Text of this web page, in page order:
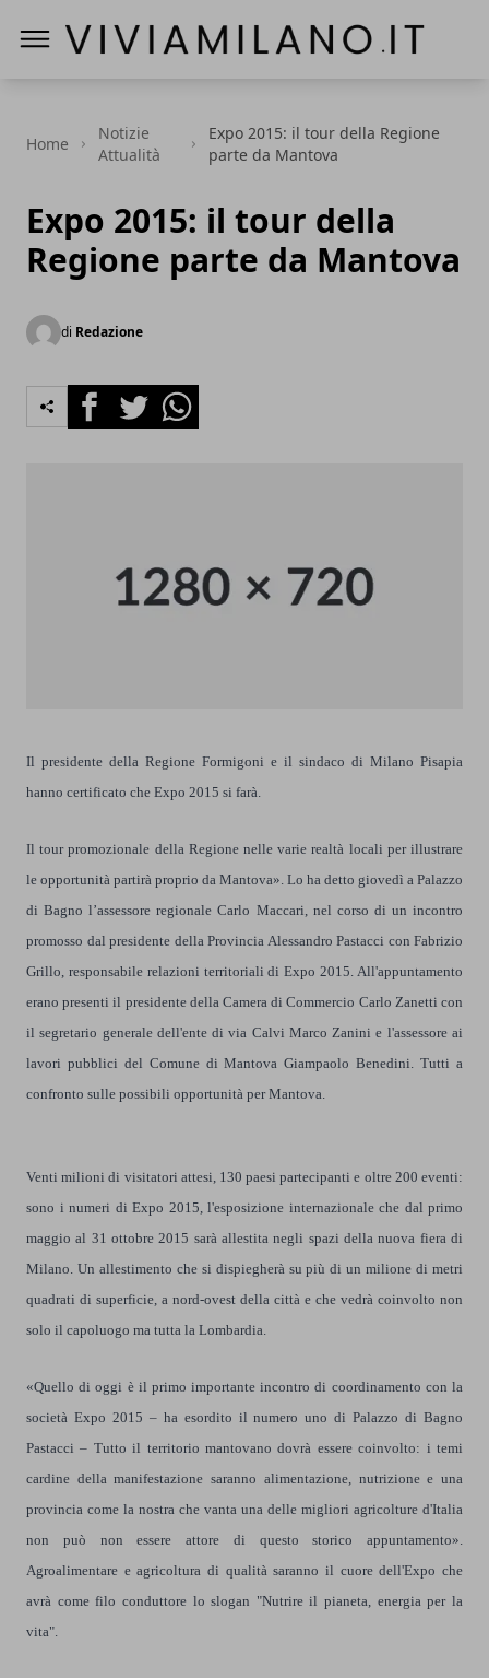
Home
Notizie
Attualità
Expo 2015: il tour della Regione
parte da Mantova
Expo 2015: il tour della
Regione parte da Mantova
di Redazione
FacebookTwitterWhatsapp
Il presidente della Regione Formigoni e il sindaco di Milano Pisapia
hanno certificato che Expo 2015 si farà.
Il tour promozionale della Regione nelle varie realtà locali per illustrare
le opportunità partirà proprio da Mantova». Lo ha detto giovedì a Palazzo
di Bagno l’assessore regionale Carlo Maccari, nel corso di un incontro
promosso dal presidente della Provincia Alessandro Pastacci con Fabrizio
Grillo, responsabile relazioni territoriali di Expo 2015. All'appuntamento
erano presenti il presidente della Camera di Commercio Carlo Zanetti con
il segretario generale dell'ente di via Calvi Marco Zanini e l'assessore ai
lavori pubblici del Comune di Mantova Giampaolo Benedini. Tutti a
confronto sulle possibili opportunità per Mantova.
Venti milioni di visitatori attesi, 130 paesi partecipanti e oltre 200 eventi:
sono i numeri di Expo 2015, l'esposizione internazionale che dal primo
maggio al 31 ottobre 2015 sarà allestita negli spazi della nuova fiera di
Milano. Un allestimento che si dispiegherà su più di un milione di metri
quadrati di superficie, a nord-ovest della città e che vedrà coinvolto non
solo il capoluogo ma tutta la Lombardia.
«Quello di oggi è il primo importante incontro di coordinamento con la
società Expo 2015 – ha esordito il numero uno di Palazzo di Bagno
Pastacci – Tutto il territorio mantovano dovrà essere coinvolto: i temi
cardine della manifestazione saranno alimentazione, nutrizione e una
provincia come la nostra che vanta una delle migliori agricolture d'Italia
non può non essere attore di questo storico appuntamento».
Agroalimentare e agricoltura di qualità saranno il cuore dell'Expo che
avrà come filo conduttore lo slogan "Nutrire il pianeta, energia per la
vita".